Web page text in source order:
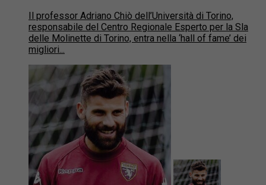
Il professor Adriano Chiò dell’Università di Torino,
responsabile del Centro Regionale Esperto per la Sla
delle Molinette di Torino, entra nella ‘hall of fame’ dei
migliori...